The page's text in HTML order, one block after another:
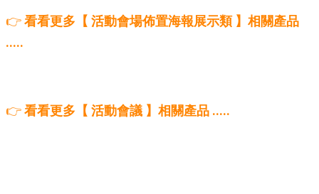
👉看看更多【 活動會場佈置海報展示類 】相關產品
.....
👉看看更多【 活動會議 】相關產品 .....